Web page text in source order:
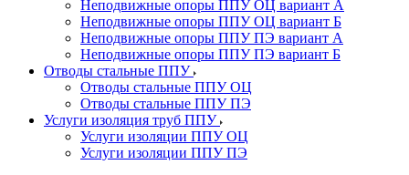
Неподвижные опоры ППУ ОЦ вариант А
Неподвижные опоры ППУ ОЦ вариант Б
Неподвижные опоры ППУ ПЭ вариант А
Неподвижные опоры ППУ ПЭ вариант Б
Отводы стальные ППУ
Отводы стальные ППУ ОЦ
Отводы стальные ППУ ПЭ
Услуги изоляция труб ППУ
Услуги изоляции ППУ ОЦ
Услуги изоляции ППУ ПЭ